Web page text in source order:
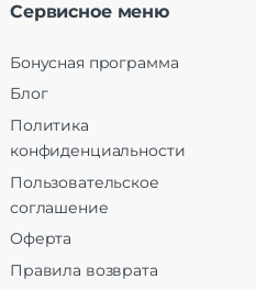
Сервисное меню
Бонусная программа
Блог
Политика
конфиденциальности
Пользовательское
соглашение
Оферта
Правила возврата